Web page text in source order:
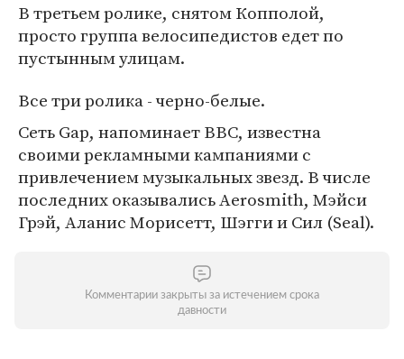
В третьем ролике, снятом Копполой,
просто группа велосипедистов едет по
пустынным улицам.
Все три ролика - черно-белые.
Сеть Gap, напоминает ВВС, известна
своими рекламными кампаниями с
привлечением музыкальных звезд. В числе
последних оказывались Aerosmith, Мэйси
Грэй, Аланис Морисетт, Шэгги и Сил (Seal).
Комментарии закрыты за истечением срока
давности